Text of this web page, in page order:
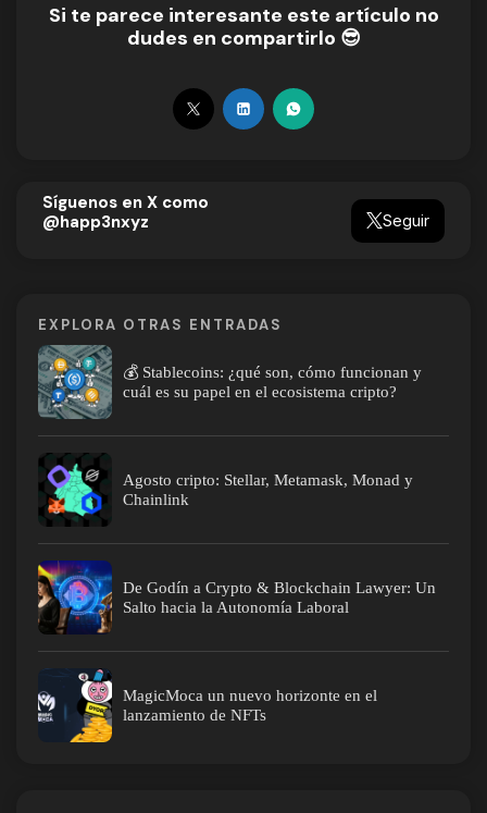
Si te parece interesante este artículo no
dudes en compartirlo 😎
Síguenos en X como
@happ3nxyz
Seguir
EXPLORA OTRAS ENTRADAS
💰 Stablecoins: ¿qué son, cómo funcionan y
cuál es su papel en el ecosistema cripto?
Agosto cripto: Stellar, Metamask, Monad y
Chainlink
De Godín a Crypto & Blockchain Lawyer: Un
Salto hacia la Autonomía Laboral
MagicMoca un nuevo horizonte en el
lanzamiento de NFTs